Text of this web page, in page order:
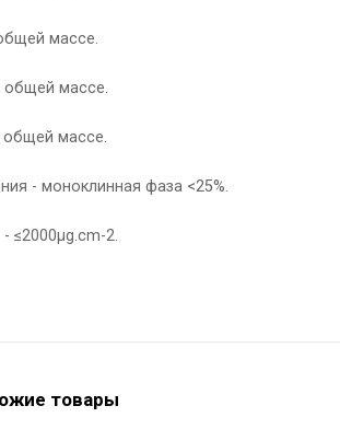
массе.
общей массе.
общей массе.
- моноклинная фаза <25%.
≤2000µg.cm-2.
товары